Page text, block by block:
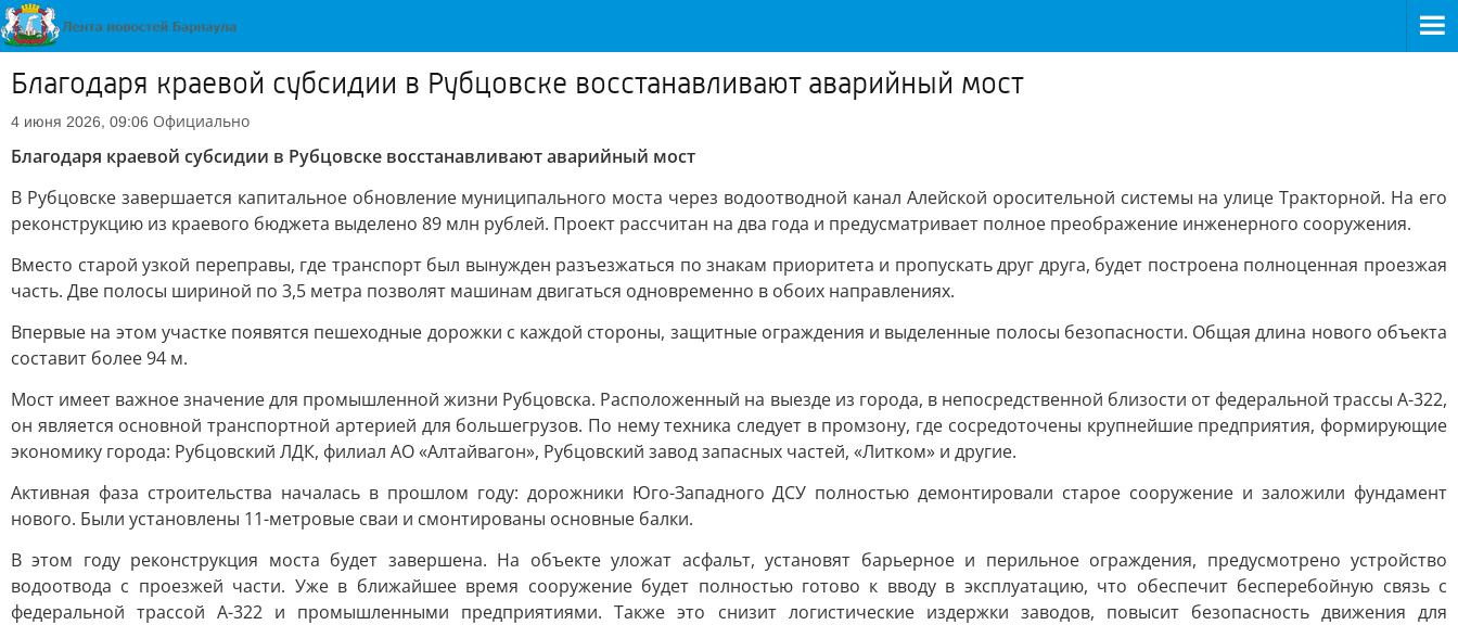
Благодаря краевой субсидии в Рубцовске восстанавливают аварийный мост
4 июня 2026, 09:06 Официально
Благодаря краевой субсидии в Рубцовске восстанавливают аварийный мост
В Рубцовске завершается капитальное обновление муниципального моста через водоотводной канал Алейской оросительной системы на улице Тракторной. На его
реконструкцию из краевого бюджета выделено 89 млн рублей. Проект рассчитан на два года и предусматривает полное преображение инженерного сооружения.
Вместо старой узкой переправы, где транспорт был вынужден разъезжаться по знакам приоритета и пропускать друг друга, будет построена полноценная проезжая
часть. Две полосы шириной по 3,5 метра позволят машинам двигаться одновременно в обоих направлениях.
Впервые на этом участке появятся пешеходные дорожки с каждой стороны, защитные ограждения и выделенные полосы безопасности. Общая длина нового объекта
составит более 94 м.
Мост имеет важное значение для промышленной жизни Рубцовска. Расположенный на выезде из города, в непосредственной близости от федеральной трассы А-322,
он является основной транспортной артерией для большегрузов. По нему техника следует в промзону, где сосредоточены крупнейшие предприятия, формирующие
экономику города: Рубцовский ЛДК, филиал АО «Алтайвагон», Рубцовский завод запасных частей, «Литком» и другие.
Активная фаза строительства началась в прошлом году: дорожники Юго-Западного ДСУ полностью демонтировали старое сооружение и заложили фундамент
нового. Были установлены 11-метровые сваи и смонтированы основные балки.
В этом году реконструкция моста будет завершена. На объекте уложат асфальт, установят барьерное и перильное ограждения, предусмотрено устройство
водоотвода с проезжей части. Уже в ближайшее время сооружение будет полностью готово к вводу в эксплуатацию, что обеспечит бесперебойную связь с
федеральной трассой А-322 и промышленными предприятиями. Также это снизит логистические издержки заводов, повысит безопасность движения для